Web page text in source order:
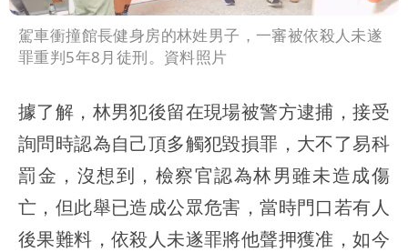
駕車衝撞館長健身房的林姓男子，一審被依殺人未遂
罪重判5年8月徒刑。資料照片
據了解，林男犯後留在現場被警方逮捕，接受
詢問時認為自己頂多觸犯毀損罪，大不了易科
罰金，沒想到，檢察官認為林男雖未造成傷
亡，但此舉已造成公眾危害，當時門口若有人
後果難料，依殺人未遂罪將他聲押獲准，如今